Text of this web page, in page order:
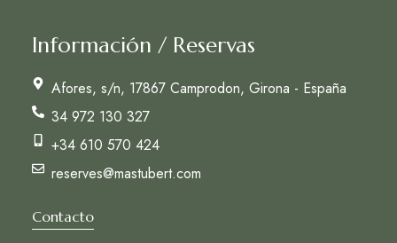
Información / Reservas
Afores, s/n, 17867 Camprodon, Girona - España
34 972 130 327
+34 610 570 424
reserves@mastubert.com
Contacto